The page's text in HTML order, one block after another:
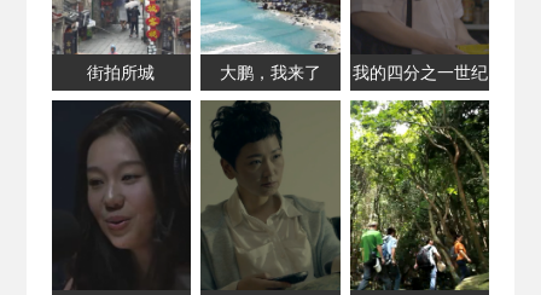
街拍所城 大鹏，我来了 我的四分之一世纪